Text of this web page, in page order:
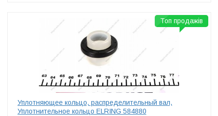
Уплотняющее кольцо, распределительный вал,
Уплотнительное кольцо ELRING 584880
Топ продажів